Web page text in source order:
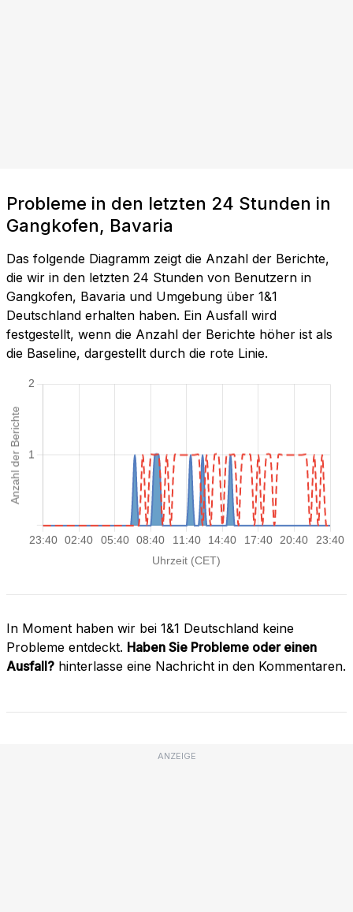
Probleme in den letzten 24 Stunden in
Gangkofen, Bavaria
Das folgende Diagramm zeigt die Anzahl der Berichte,
die wir in den letzten 24 Stunden von Benutzern in
Gangkofen, Bavaria und Umgebung über 1&1
Deutschland erhalten haben. Ein Ausfall wird
festgestellt, wenn die Anzahl der Berichte höher ist als
die Baseline, dargestellt durch die rote Linie.
In Moment haben wir bei 1&1 Deutschland keine
Probleme entdeckt. Haben Sie Probleme oder einen
Ausfall? hinterlasse eine Nachricht in den Kommentaren.
ANZEIGE